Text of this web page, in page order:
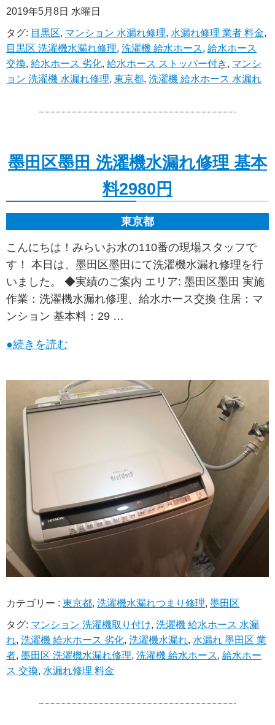
2019年5月8日 水曜日
タグ: 目黒区, マンション 水漏れ修理, 水漏れ修理 業者 料金,
目黒区 洗濯機水漏れ修理,洗濯機 給水ホース,給水ホース
交換,給水ホース 劣化,給水ホース ストッパー付き , マンシ
ョン 洗濯機 水漏れ修理,東京都,洗濯機 給水ホース 水漏れ
墨田区墨田 洗濯機水漏れ修理 基本
料2980円
東京都
こんにちは！みらいお水の110番の現場スタッフで
す！ 本日は、墨田区墨田にて洗濯機水漏れ修理を行
いました。 ◆実績のご案内 エリア: 墨田区墨田 実施
作業：洗濯機水漏れ修理、給水ホース交換 住居：マ
ンション 基本料：29 …
●続きを読む
カテゴリー :東京都,洗濯機水漏れつまり修理,墨田区
タグ: マンション 洗濯機取り付け,洗濯機 給水ホース 水漏
れ,洗濯機 給水ホース 劣化,洗濯機水漏れ, 水漏れ 墨田区 業
者,墨田区 洗濯機水漏れ修理,洗濯機 給水ホース,給水ホー
ス 交換, 水漏れ修理 料金